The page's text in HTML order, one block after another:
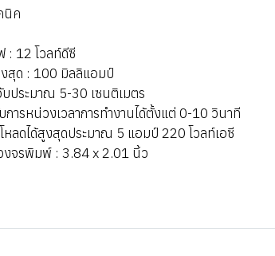
นิค
: 12 โวลท์ดีซี
สุด : 100 มิลลิแอมป์
บประมาณ 5-30 เซนติเมตร
การหน่วงเวลาการทำงานได้ตั้งแต่ 0-10 วินาที
หลดได้สูงสุดประมาณ 5 แอมป์ 220 โวลท์เอซี
จรพิมพ์ : 3.84 x 2.01 นิ้ว